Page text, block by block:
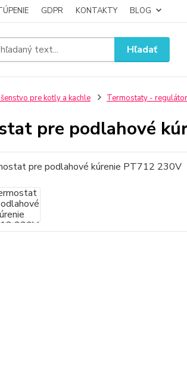
GDPR KONTAKTY BLOG
Hľadať
pre kotly a kachle Termostaty -
pre podlahové